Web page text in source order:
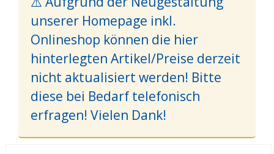
unserer Homepage inkl.
Onlineshop können die hier
hinterlegten Artikel/Preise derzeit
nicht aktualisiert werden! Bitte
diese bei Bedarf telefonisch
erfragen! Vielen Dank!